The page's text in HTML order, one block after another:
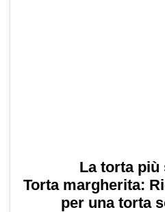
La torta più
Torta margherita:
per una torta